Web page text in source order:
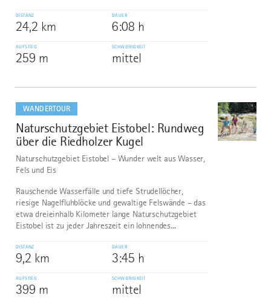
DISTANZ
24,2 km
DAUER
6:08 h
AUFSTIEG
259 m
SCHWIERIGKEIT
mittel
WANDERTOUR
2
Naturschutzgebiet Eistobel: Rundweg
über die Riedholzer Kugel
©
Naturschutzgebiet Eistobel – Wunder welt aus Wasser,
Fels und Eis
Rauschende Wasserfälle und tiefe Strudellöcher,
riesige Nagelfluhblöcke und gewaltige Felswände – das
etwa dreieinhalb Kilometer lange Naturschutzgebiet
Eistobel ist zu jeder Jahreszeit ein lohnendes...
DISTANZ
9,2 km
DAUER
3:45 h
AUFSTIEG
399 m
SCHWIERIGKEIT
mittel
dazu